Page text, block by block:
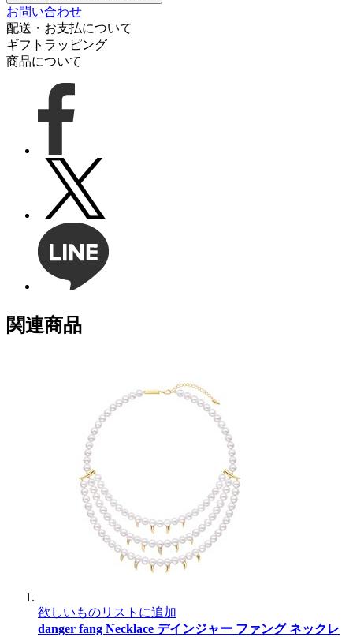
お問い合わせ
配送・お支払について
ギフトラッピング
商品について
関連商品
欲しいものリストに追加
danger fang Necklace デインジャー ファング ネックレ